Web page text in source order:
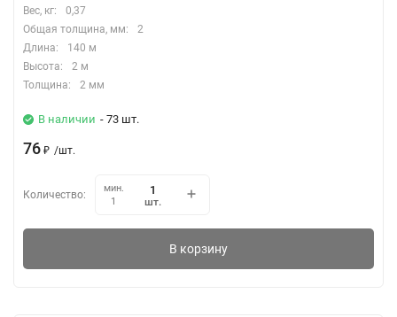
Вес, кг:
0,37
Общая толщина, мм:
2
Длина:
140 м
Высота:
2 м
Толщина:
2 мм
В наличии - 73 шт.
76 ₽ /шт.
Количество:
мин.
1
шт.
В корзину